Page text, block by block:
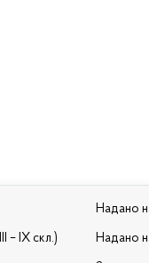
– IX скл.)
Надано
Надано